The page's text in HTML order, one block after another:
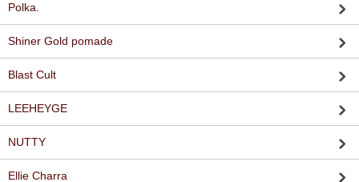
Polka.
Shiner Gold pomade
Blast Cult
LEEHEYGE
NUTTY
Ellie Charra